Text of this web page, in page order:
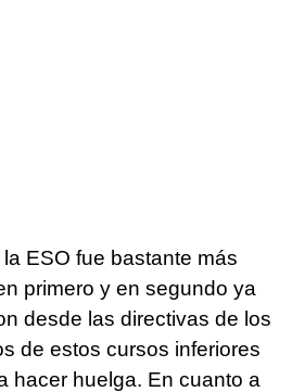
ESO fue bastante más
primero y en segundo ya
desde las directivas de los
de estos cursos inferiores
hacer huelga. En cuanto a